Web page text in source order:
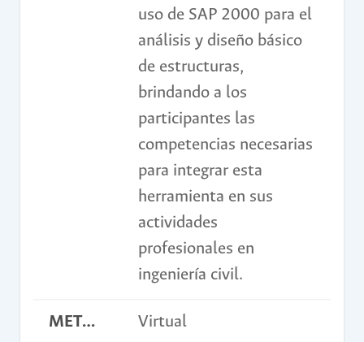
uso de SAP 2000 para el
análisis y diseño básico
de estructuras,
brindando a los
participantes las
competencias necesarias
para integrar esta
herramienta en sus
actividades
profesionales en
ingeniería civil.
METODOLOGÍA Virtual